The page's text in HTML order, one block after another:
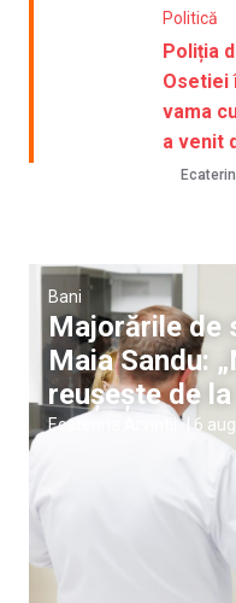
Politică
Poliția
Osetiei
vama
a venit
Bani
Majorările de
Maia Sandu:
reușește de
Ecaterina Arvintii 6